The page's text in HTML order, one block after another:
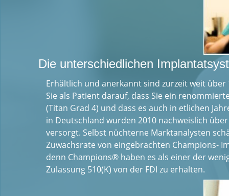
Die unterschiedlichen
Erhältlich und anerkannt sind zurzeit weit
Sie als Patient darauf, dass Sie ein
(Titan Grad 4) und dass es auch in etlichen
in Deutschland wurden 2010 nachweislich
versorgt. Selbst nüchterne Marktanalysten
Zuwachsrate von eingebrachten Champions-
denn Champions® haben es als einer der
Zulassung 510(K) von der FDI zu erhalten.